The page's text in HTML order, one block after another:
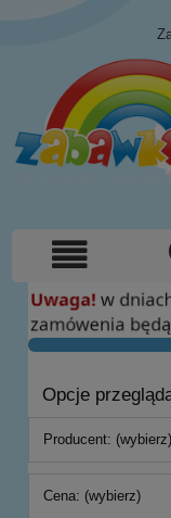
Opcje
Producent: (wybierz)
Cena: (wybierz)